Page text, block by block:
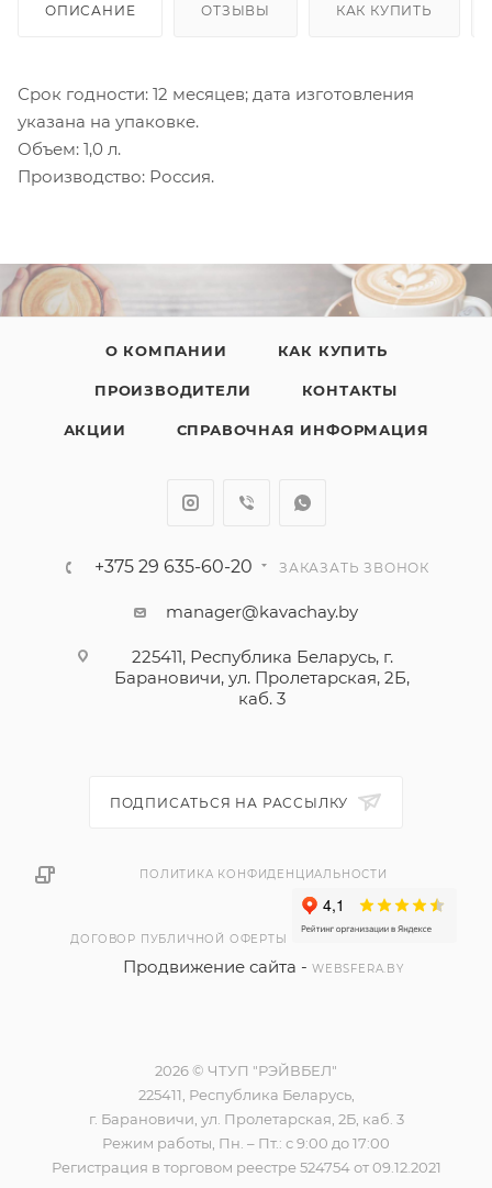
ОПИСАНИЕ ОТЗЫВЫ КАК КУПИТЬ
Срок годности: 12 месяцев; дата изготовления
указана на упаковке.
Объем: 1,0 л.
Производство: Россия.
О КОМПАНИИ КАК КУПИТЬ
ПРОИЗВОДИТЕЛИ КОНТАКТЫ
АКЦИИ СПРАВОЧНАЯ ИНФОРМАЦИЯ
+375 29 635-60-20 ЗАКАЗАТЬ ЗВОНОК
manager@kavachay.by
225411, Республика Беларусь, г.
Барановичи, ул. Пролетарская, 2Б,
каб. 3
ПОДПИСАТЬСЯ НА РАССЫЛКУ
ПОЛИТИКА КОНФИДЕНЦИАЛЬНОСТИ
ДОГОВОР ПУБЛИЧНОЙ ОФЕРТЫ
Продвижение сайта -WEBSFERA.BY
2026 © ЧТУП "РЭЙВБЕЛ"
225411, Республика Беларусь,
г. Барановичи, ул. Пролетарская, 2Б, каб. 3
Режим работы, Пн. – Пт.: с 9:00 до 17:00
Регистрация в торговом реестре 524754 от 09.12.2021